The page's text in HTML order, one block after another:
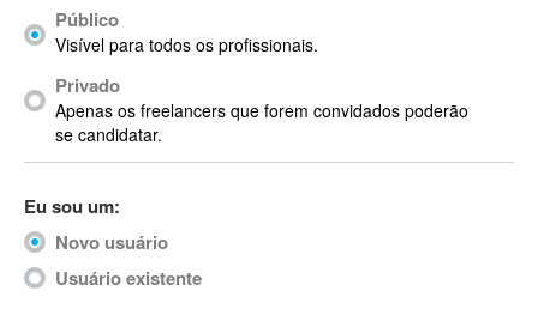
ACPI
Acrobat
Acrobat X
Acronis
ACT
Actimize
ActionScript
ActionScript 3
Público
Visível para todos os profissionais.
Privado
Apenas os freelancers que forem convidados poderão
se candidatar.
Eu sou um:
Novo usuário
Usuário existente